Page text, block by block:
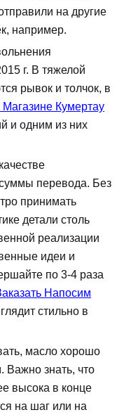
на другие
например.
г. В тяжелой
рывок и толчок, в
Кумертау
и одним из них
перевода. Без
принимать
детали столь
реализации
идеи и
по 3-4 раза
Напосим
стильно в
масло хорошо
Важно знать, что
высока в конце
на шаг или на